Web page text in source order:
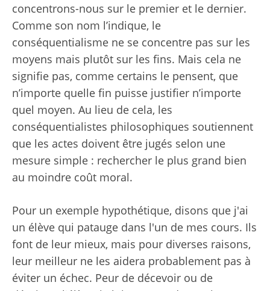
concentrons-nous sur le premier et le dernier.
Comme son nom l’indique, le
conséquentialisme ne se concentre pas sur les
moyens mais plutôt sur les fins. Mais cela ne
signifie pas, comme certains le pensent, que
n’importe quelle fin puisse justifier n’importe
quel moyen. Au lieu de cela, les
conséquentialistes philosophiques soutiennent
que les actes doivent être jugés selon une
mesure simple : rechercher le plus grand bien
au moindre coût moral.
Pour un exemple hypothétique, disons que j'ai
un élève qui patauge dans l'un de mes cours. Ils
font de leur mieux, mais pour diverses raisons,
leur meilleur ne les aidera probablement pas à
éviter un échec. Peur de décevoir ou de